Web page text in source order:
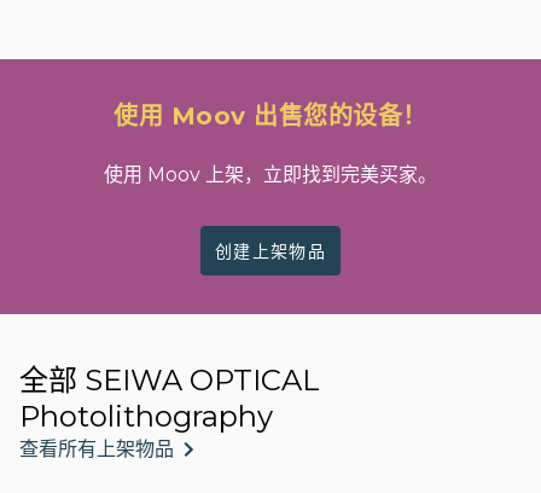
使用 Moov 出售您的设备！
使用 Moov 上架，立即找到完美买家。
创建上架物品
全部 SEIWA OPTICAL
Photolithography
查看所有上架物品